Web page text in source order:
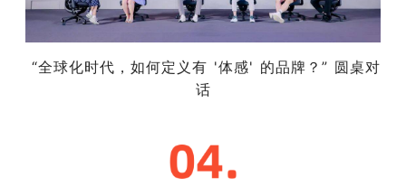
“全球化时代，如何定义有 '体感' 的品牌？” 圆桌对
话